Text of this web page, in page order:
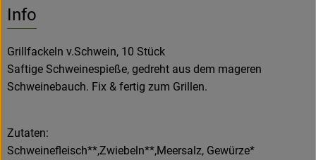
Info
Grillfackeln v.Schwein, 10 Stück
Saftige Schweinespieße, gedreht aus dem mageren
Schweinebauch. Fix & fertig zum Grillen.
Zutaten:
Schweinefleisch**,Zwiebeln**,Meersalz, Gewürze*